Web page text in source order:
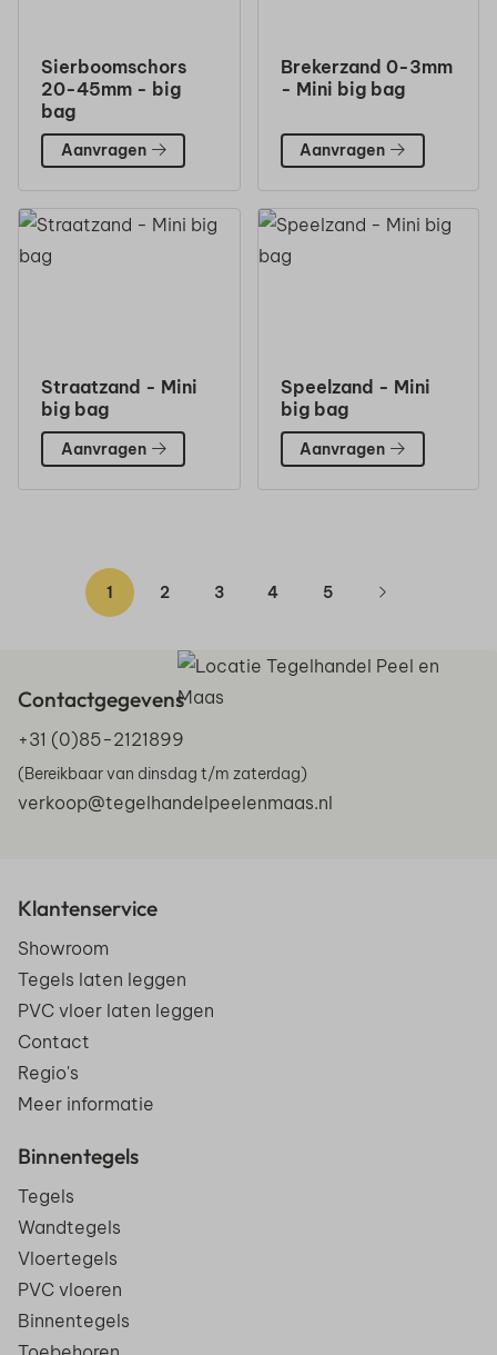
Sierboomschors
20-45mm - big
bag
Aanvragen
Brekerzand 0-3mm
- Mini big bag
Aanvragen
Straatzand - Mini
big bag
Aanvragen
Speelzand - Mini
big bag
Aanvragen
1 2 3 4 5
Contactgegevens
+31 (0)85-2121899
(Bereikbaar van dinsdag t/m zaterdag)
verkoop@tegelhandelpeelenmaas.nl
Klantenservice
Showroom
Tegels laten leggen
PVC vloer laten leggen
Contact
Regio's
Meer informatie
Binnentegels
Tegels
Wandtegels
Vloertegels
PVC vloeren
Binnentegels